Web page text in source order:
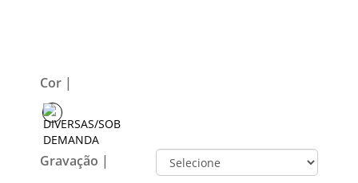
Cor |
Gravação |